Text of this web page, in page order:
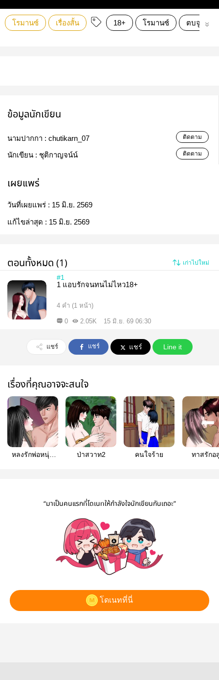
โรมานซ์ เรื่องสั้น 18+ โรมานซ์ ตบจูบ
ข้อมูลนักเขียน
นามปากกา : chutikarn_07 ติดตาม
นักเขียน : ชุติกาญจน์น์ ติดตาม
เผยแพร่
วันที่เผยแพร่ : 15 มิ.ย. 2569
แก้ไขล่าสุด : 15 มิ.ย. 2569
ตอนทั้งหมด (1) เก่าไปใหม่
#1
1 แอบรักจนทนไม่ไหว18+
4 คำ (1 หน้า)
0 2.05K 15 มิ.ย. 69 06:30
แชร์ แชร์ แชร์ Line it
เรื่องที่คุณอาจจะสนใจ
หลงรักพ่อหนุ่ม
ป่าสวาท2 คนใจร้าย ทาสรักอ
“มาเป็นคนแรกที่โดเนทให้กำลังใจนักเขียนกันเถอะ”
โดเนทที่นี่